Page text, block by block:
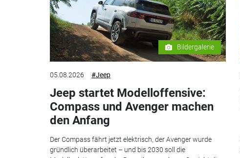
Bildergalerie
05.08.2026 #Jeep
Jeep startet Modelloffensive:
Compass und Avenger machen
den Anfang
Der Compass fährt jetzt elektrisch, der Avenger wurde
gründlich überarbeitet – und bis 2030 soll die